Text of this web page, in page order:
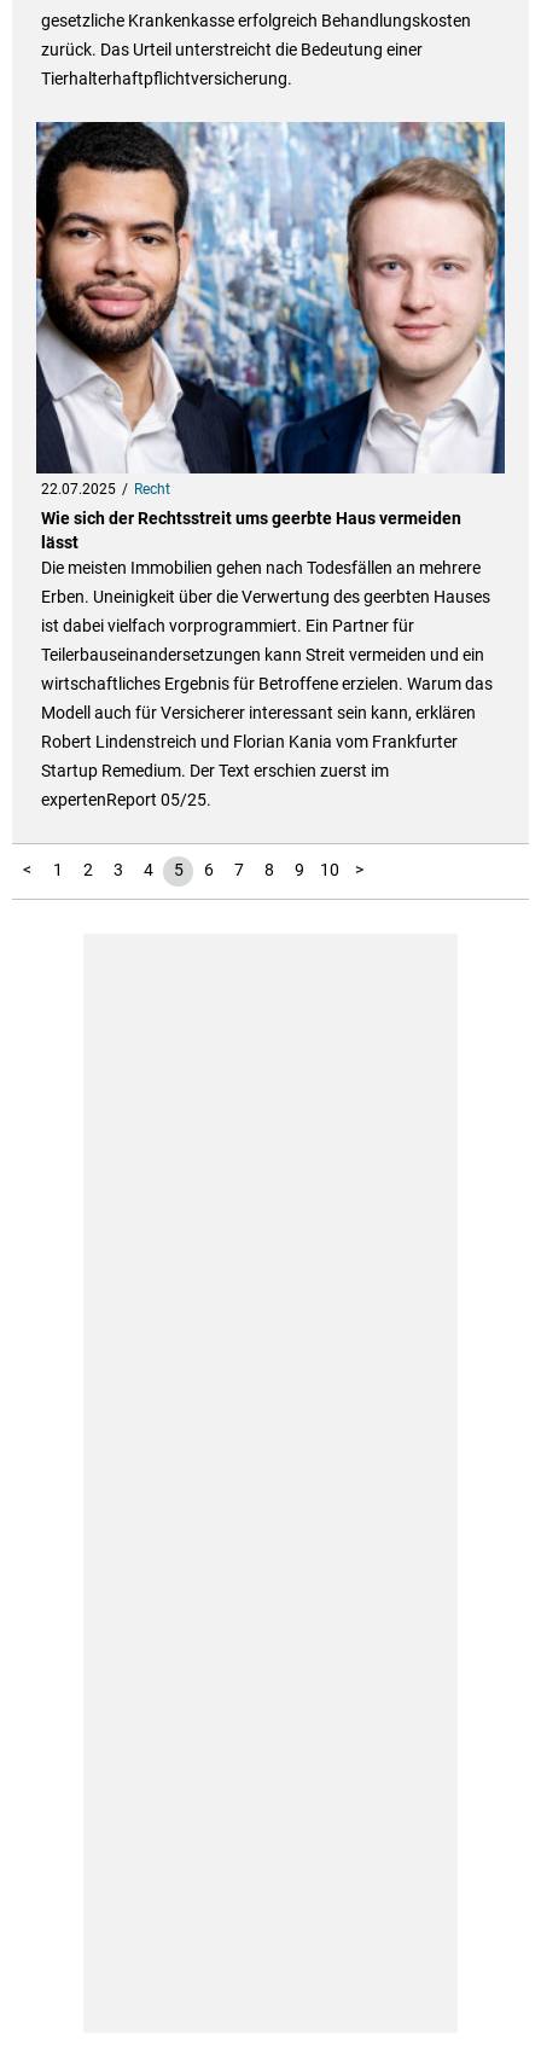
gesetzliche Krankenkasse erfolgreich Behandlungskosten
zurück. Das Urteil unterstreicht die Bedeutung einer
Tierhalterhaftpflichtversicherung.
22.07.2025 Recht
Wie sich der Rechtsstreit ums geerbte Haus vermeiden
lässt
Die meisten Immobilien gehen nach Todesfällen an mehrere
Erben. Uneinigkeit über die Verwertung des geerbten Hauses
ist dabei vielfach vorprogrammiert. Ein Partner für
Teilerbauseinandersetzungen kann Streit vermeiden und ein
wirtschaftliches Ergebnis für Betroffene erzielen. Warum das
Modell auch für Versicherer interessant sein kann, erklären
Robert Lindenstreich und Florian Kania vom Frankfurter
Startup Remedium. Der Text erschien zuerst im
expertenReport 05/25.
< 1 2 3 4 5 6 7 8 9 10
11
12
13
14
15
16
17
18
19
20
21
22
23
24
25
26
27
28
29
30
31
32
33
34
35
36
37
38
39
40
41
42
43
44
45
46
47
48
49
50
51
52 >